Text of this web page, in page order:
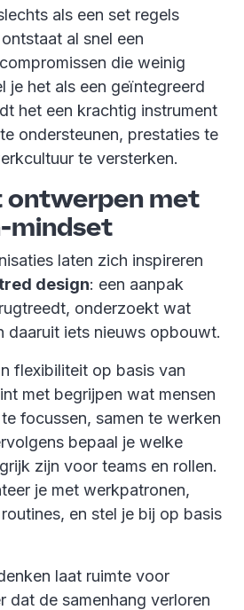
als een set regels
al snel een
die weinig
je het als een geïntegreerd
het een krachtig instrument
ondersteunen, prestaties te
te versterken.
ontwerpen met
mindset
laten zich inspireren
design: een aanpak
onderzoekt wat
daaruit iets nieuws opbouwt.
flexibiliteit op basis van
met begrijpen wat mensen
focussen, samen te werken
bepaal je welke
zijn voor teams en rollen.
je met werkpatronen,
en stel je bij op basis
laat ruimte voor
dat de samenhang verloren